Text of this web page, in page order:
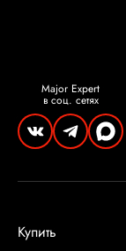
Major Expert
в соц. сетях
Купить